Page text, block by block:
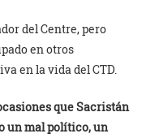
del Centre, pero
en otros
en la vida del CTD.
que Sacristán
un mal político, un